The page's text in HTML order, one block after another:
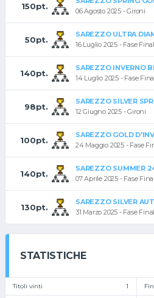
150pt.
06 Agosto 2025 - Gironi
50pt.
SAREZZO ULTRA
16 Luglio 2025 - Fase
140pt.
SAREZZO INVERNO
14 Luglio 2025 - Fase
98pt.
SAREZZO SILVER
12 Giugno 2025 - Gironi
100pt.
SAREZZO GOLD
24 Maggio 2025 - Fase
140pt.
SAREZZO SUMMER
07 Aprile 2025 - Fase
130pt.
SAREZZO SILVER
31 Marzo 2025 - Fase
STATISTICHE
Titoli vinti 1